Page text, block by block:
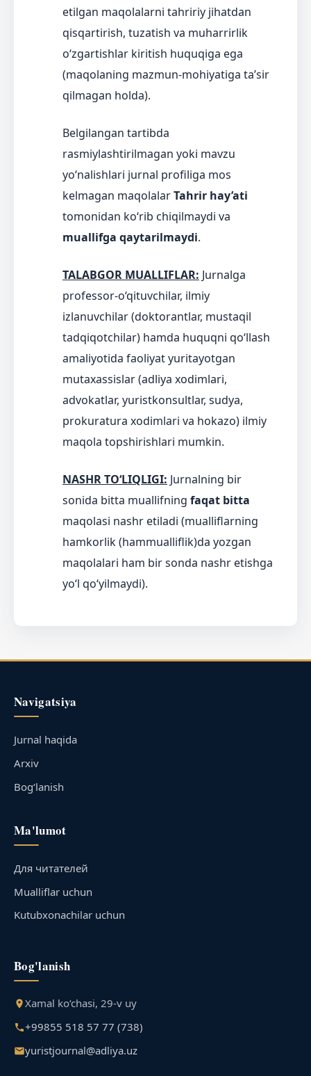
etilgan maqolalarni tahririy jihatdan
qisqartirish, tuzatish va muharrirlik
o‘zgartishlar kiritish huquqiga ega
(maqolaning mazmun-mohiyatiga ta’sir
qilmagan holda).
Belgilangan tartibda
rasmiylashtirilmagan yoki mavzu
yo‘nalishlari jurnal profiliga mos
kelmagan maqolalarTahrir hay’ati
tomonidan ko‘rib chiqilmaydi va
muallifga qaytarilmaydi.
TALABGOR MUALLIFLAR: Jurnalga
professor-o‘qituvchilar, ilmiy
izlanuvchilar (doktorantlar, mustaqil
tadqiqotchilar) hamda huquqni qo‘llash
amaliyotida faoliyat yuritayotgan
mutaxassislar (adliya xodimlari,
advokatlar, yuristkonsultlar, sudya,
prokuratura xodimlari va hokazo) ilmiy
maqola topshirishlari mumkin.
NASHR TO‘LIQLIGI: Jurnalning bir
sonida bitta muallifning faqat bitta
maqolasi nashr etiladi (mualliflarning
hamkorlik (hammualliflik)da yozgan
maqolalari ham bir sonda nashr etishga
yo‘l qo‘yilmaydi).
Navigatsiya
Jurnal haqida
Arxiv
Bog‘lanish
Ma'lumot
Для читателей
Mualliflar uchun
Kutubxonachilar uchun
Bog'lanish
Xamal ko‘chasi, 29-v uy
+99855 518 57 77 (738)
yuristjournal@adliya.uz